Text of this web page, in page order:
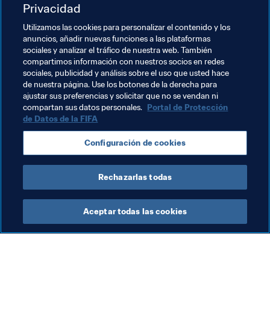
Ganador del premio Alibaba Cloud del partido:
Jonathan Urretaviscaya
Temas relacionados
Argentina Chile México
United Arab Emirates Uruguay AFC
Concacaf CONMEBOL
Privacidad
Utilizamos las cookies para personalizar el contenido y los
anuncios, añadir nuevas funciones a las plataformas
sociales y analizar el tráfico de nuestra web. También
compartimos información con nuestros socios en redes
sociales, publicidad y análisis sobre el uso que usted hace
de nuestra página. Use los botones de la derecha para
ajustar sus preferencias y solicitar que no se vendan ni
compartan sus datos personales. Portal de Protección
de Datos de la FIFA
Configuración de cookies
Rechazarlas todas
Aceptar todas las cookies